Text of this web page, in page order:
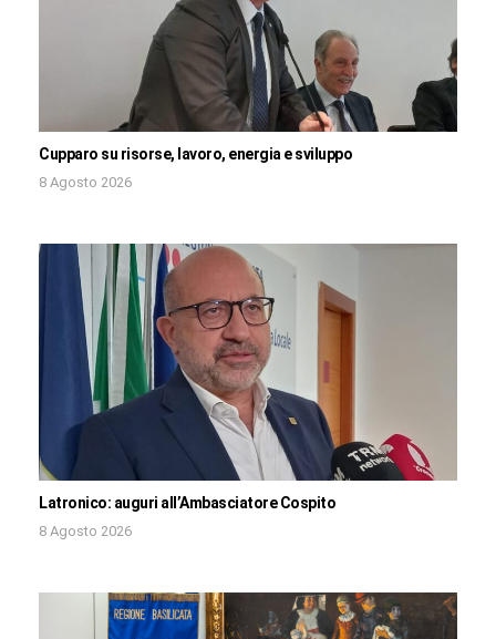
Cupparo su risorse, lavoro, energia e sviluppo
8 Agosto 2026
Latronico: auguri all’Ambasciatore Cospito
8 Agosto 2026